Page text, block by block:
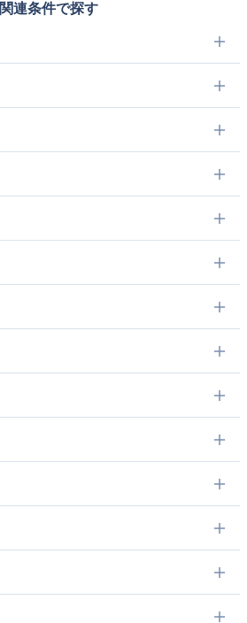
関連条件で探す